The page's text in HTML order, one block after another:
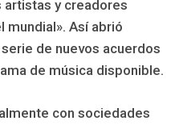
artistas y creadores
mundial». Así abrió
de nuevos acuerdos
de música disponible.
con sociedades